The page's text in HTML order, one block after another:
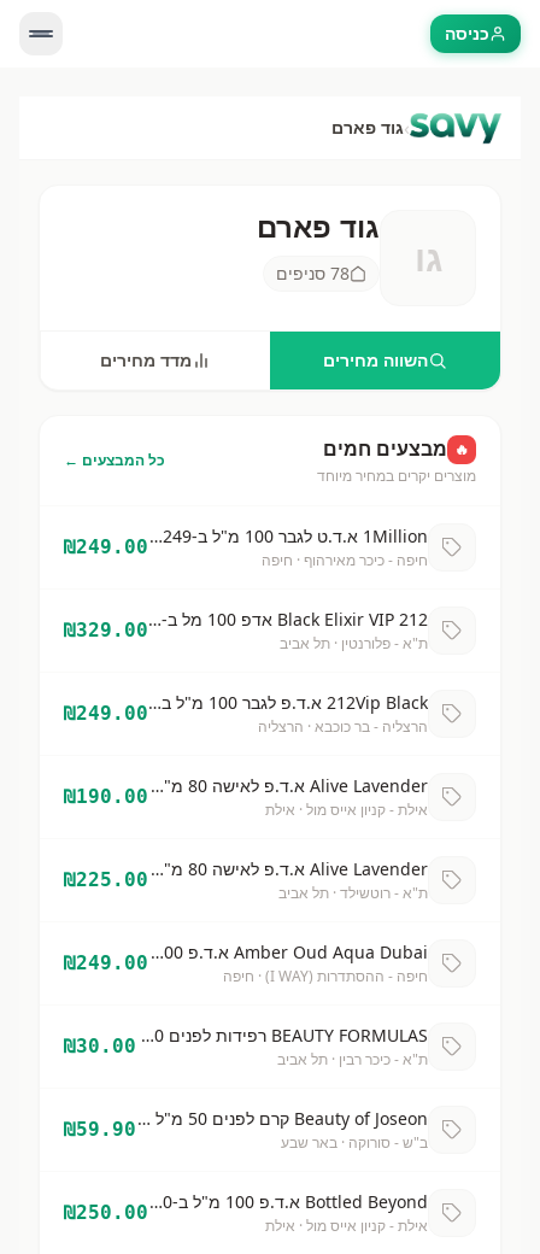
כניסה
›גוד פארם
גו
גוד פארם
גוד פארם
78 סניפים
השווה מחירים מדד מחירים
🔥
מבצעים חמים
מוצרים יקרים במחיר מיוחד
כל המבצעים ←
1Million א.ד.ט לגבר 100 מ"ל ב-249 ש"ח
חיפה - כיכר מאירהוף · חיפה
₪249.00
212 Black Elixir VIP אדפ 100 מל ב-329 שח
ת"א - פלורנטין · תל אביב
₪329.00
212Vip Black א.ד.פ לגבר 100 מ"ל ב-249 שח
הרצליה - בר כוכבא · הרצליה
₪249.00
Alive Lavender א.ד.פ לאישה 80 מ"ל ב-190
אילת - קניון אייס מול · אילת
₪190.00
Alive Lavender א.ד.פ לאישה 80 מ"ל ב-225
ת"א - רוטשילד · תל אביב
₪225.00
Amber Oud Aqua Dubai א.ד.פ 100 מל ב-249
חיפה - ההסתדרות (I WAY) · חיפה
₪249.00
BEAUTY FORMULAS רפידות לפנים 30 2 ב-30
ת"א - כיכר רבין · תל אביב
₪30.00
Beauty of Joseon קרם לפנים 50 מ"ל ב-59.9
ב"ש - סורוקה · באר שבע
₪59.90
Bottled Beyond א.ד.פ 100 מ"ל ב-250 ש"ח
אילת - קניון אייס מול · אילת
₪250.00